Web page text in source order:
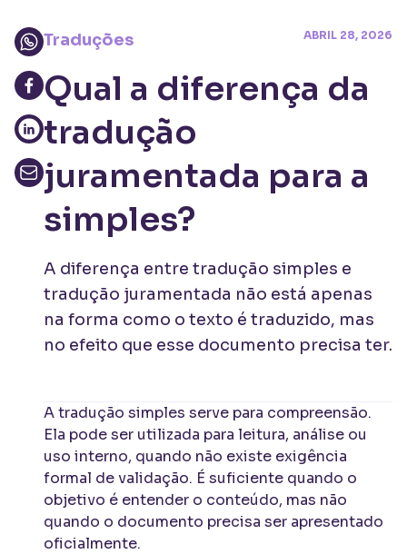
Traduções ABRIL 28, 2026
Qual a diferença da
tradução
juramentada para a
simples?
A diferença entre tradução simples e
tradução juramentada não está apenas
na forma como o texto é traduzido, mas
no efeito que esse documento precisa ter.
A tradução simples serve para compreensão.
Ela pode ser utilizada para leitura, análise ou
uso interno, quando não existe exigência
formal de validação. É suficiente quando o
objetivo é entender o conteúdo, mas não
quando o documento precisa ser apresentado
oficialmente.